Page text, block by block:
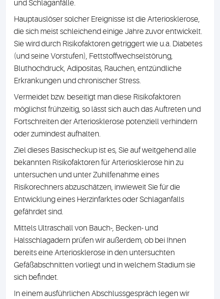
und Schlaganfälle.
Hauptauslöser solcher Ereignisse ist die Arteriosklerose,
die sich meist schleichend einige Jahre zuvor entwickelt.
Sie wird durch Risikofaktoren getriggert wie u.a. Diabetes
(und seine Vorstufen), Fettstoffwechselstörung,
Bluthochdruck, Adipositas, Rauchen, entzündliche
Erkrankungen und chronischer Stress.
Vermeidet bzw. beseitigt man diese Risikofaktoren
möglichst frühzeitig, so lässt sich auch das Auftreten und
Fortschreiten der Arteriosklerose potenziell verhindern
oder zumindest aufhalten.
Ziel dieses Basischeckup ist es, Sie auf weitgehend alle
bekannten Risikofaktoren für Arteriosklerose hin zu
untersuchen und unter Zuhilfenahme eines
Risikorechners abzuschätzen, inwieweit Sie für die
Entwicklung eines Herzinfarktes oder Schlaganfalls
gefährdet sind.
Mittels Ultraschall von Bauch-, Becken- und
Halsschlagadern prüfen wir außerdem, ob bei Ihnen
bereits eine Arteriosklerose in den untersuchten
Gefäßabschnitten vorliegt und in welchem Stadium sie
sich befindet.
In einem ausführlichen Abschlussgespräch legen wir